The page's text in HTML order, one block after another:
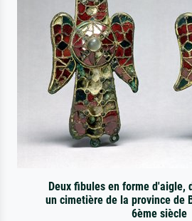
Deux fibules en forme d'aigle,
un cimetière de la province de
6ème siècle